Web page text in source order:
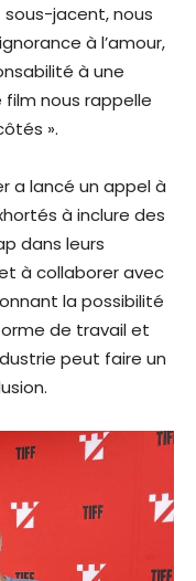
jacent, nous
à l’amour,
à une
nous rappelle
».
a lancé un appel à
à inclure des
dans leurs
à collaborer avec
la possibilité
de travail et
peut faire un